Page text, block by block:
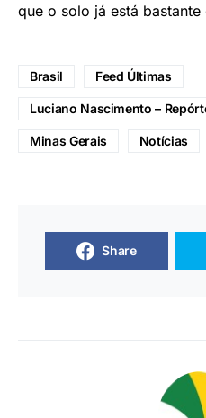
que o solo já está bastante
Brasil Feed Últimas
Luciano Nascimento –
Minas Gerais Notícias
Share